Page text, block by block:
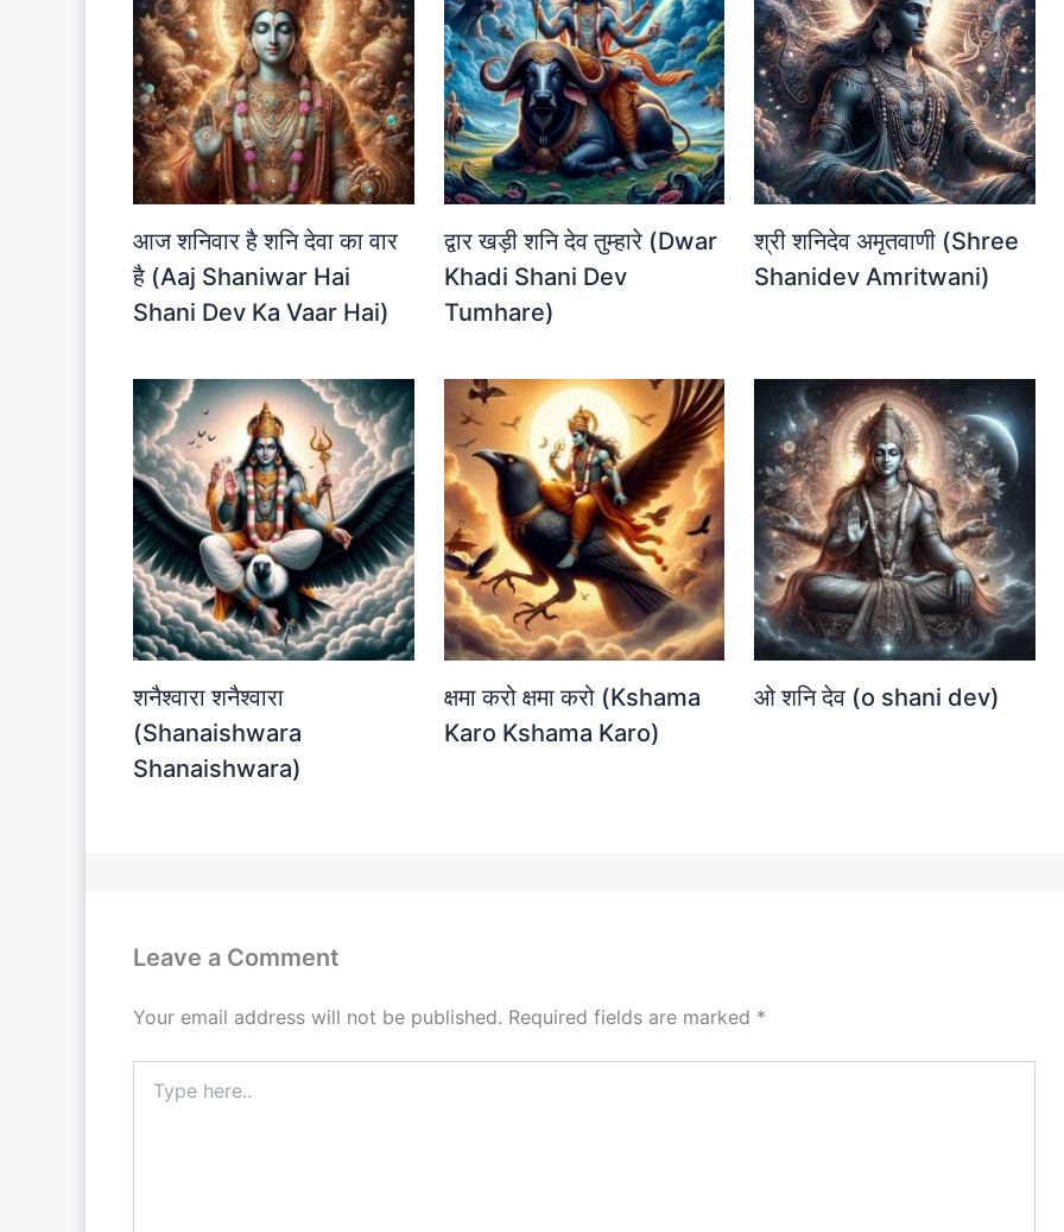
आज शनिवार है शनि देवा का वार
है (Aaj Shaniwar Hai
Shani Dev Ka Vaar Hai)
द्वार खड़ी शनि देव तुम्हारे (Dwar
Khadi Shani Dev
Tumhare)
श्री शनिदेव अमृतवाणी (Shree
Shanidev Amritwani)
शनैश्वारा शनैश्वारा
(Shanaishwara
Shanaishwara)
क्षमा करो क्षमा करो (Kshama
Karo Kshama Karo)
ओ शनि देव (o shani dev)
Leave a Comment
Your email address will not be published. Required fields are marked *
here..